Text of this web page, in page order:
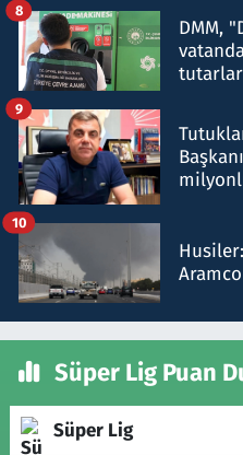
DMM,
8
9
10
Süper Lig Puan
Süper Lig